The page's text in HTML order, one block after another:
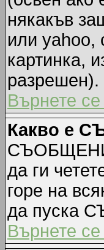
някакъв
или yahoo,
картинка,
разрешен).
Върнете
Какво е
да ги
горе на
да пуска
Върнете